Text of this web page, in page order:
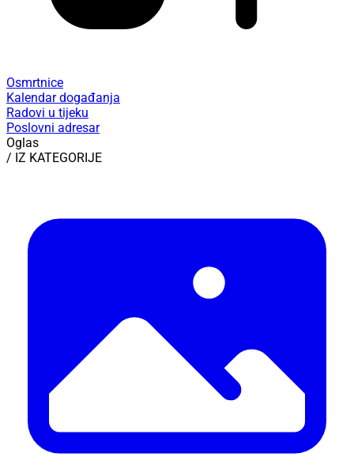
Osmrtnice
Kalendar događanja
Radovi u tijeku
Poslovni adresar
Oglas
/ IZ KATEGORIJE